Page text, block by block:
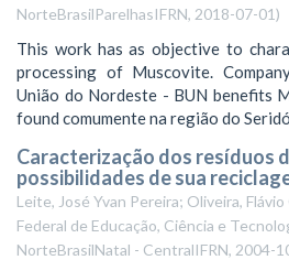
NorteBrasilParelhasIFRN, 2018-07-01)
This work has as objective to
processing of Muscovite.
União do Nordeste - BUN benefits
found comumente na região do Seridó.
Caracterização dos resíduos
possibilidades de sua
Leite, José Yvan Pereira; Oliveira,
Federal de Educação, Ciência e
NorteBrasilNatal - CentralIFRN, 2004-